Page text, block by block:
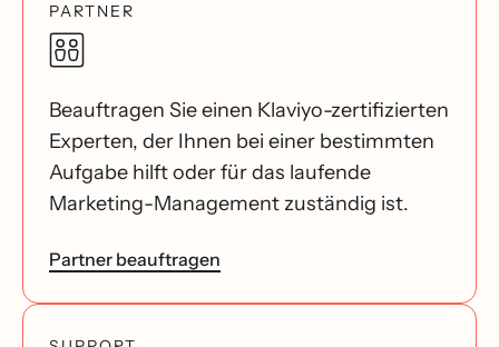
PARTNER
Beauftragen Sie einen Klaviyo-zertifizierten
Experten, der Ihnen bei einer bestimmten
Aufgabe hilft oder für das laufende
Marketing-Management zuständig ist.
Partner beauftragen